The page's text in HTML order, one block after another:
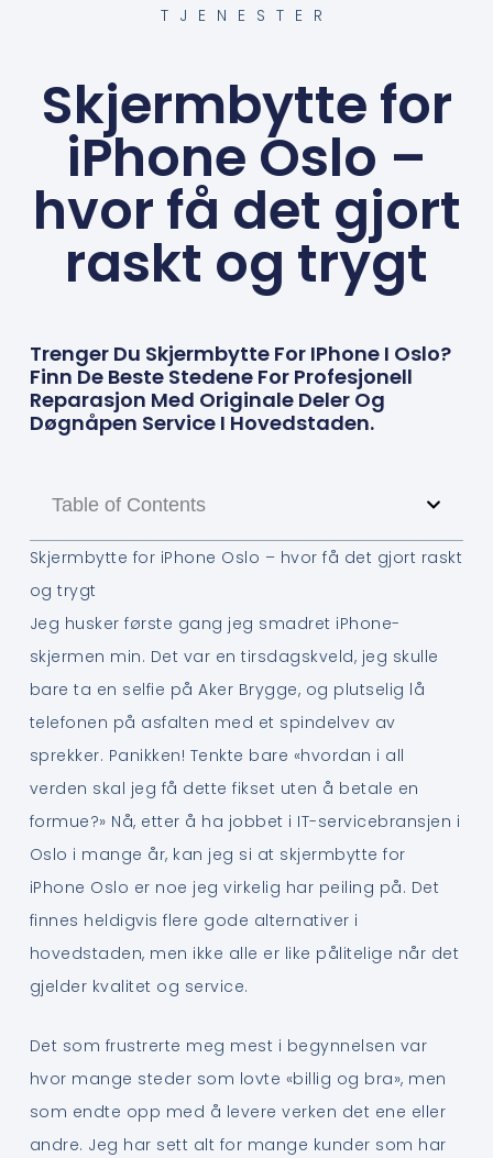
TJENESTER
Skjermbytte for
iPhone Oslo –
hvor få det gjort
raskt og trygt
Trenger Du Skjermbytte For IPhone I Oslo?
Finn De Beste Stedene For Profesjonell
Reparasjon Med Originale Deler Og
Døgnåpen Service I Hovedstaden.
Table of Contents
Skjermbytte for iPhone Oslo – hvor få det gjort raskt
og trygt
Jeg husker første gang jeg smadret iPhone-
skjermen min. Det var en tirsdagskveld, jeg skulle
bare ta en selfie på Aker Brygge, og plutselig lå
telefonen på asfalten med et spindelvev av
sprekker. Panikken! Tenkte bare «hvordan i all
verden skal jeg få dette fikset uten å betale en
formue?» Nå, etter å ha jobbet i IT-servicebransjen i
Oslo i mange år, kan jeg si at skjermbytte for
iPhone Oslo er noe jeg virkelig har peiling på. Det
finnes heldigvis flere gode alternativer i
hovedstaden, men ikke alle er like pålitelige når det
gjelder kvalitet og service.
Det som frustrerte meg mest i begynnelsen var
hvor mange steder som lovte «billig og bra», men
som endte opp med å levere verken det ene eller
andre. Jeg har sett alt for mange kunder som har